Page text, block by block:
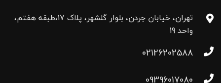
تهران، خیابان جردن، بلوار گلشهر، پلاک 17،طبقه هفتم،
واحد 19
02126202588
09396017080